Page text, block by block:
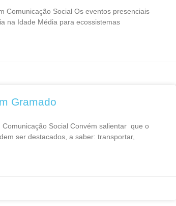
Comunicação Social Os eventos presenciais
na Idade Média para ecossistemas
Gramado
Social Convém salientar que o
ser destacados, a saber: transportar,